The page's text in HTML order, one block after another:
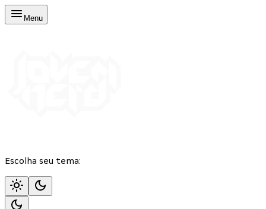
Menu
Escolha seu tema: